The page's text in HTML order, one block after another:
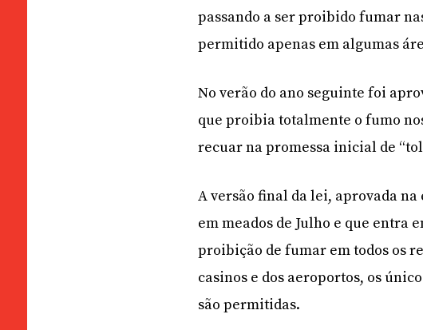
passando a ser proibido fumar
permitido apenas em algumas
No verão do ano seguinte foi
que proibia totalmente o fumo
recuar na promessa inicial de
A versão final da lei, aprovada
em meados de Julho e que entra
proibição de fumar em todos os
casinos e dos aeroportos, os
são permitidas.